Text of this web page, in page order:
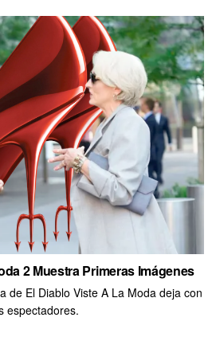
2 Muestra Primeras Imágenes
de El Diablo Viste A La Moda deja con
espectadores.